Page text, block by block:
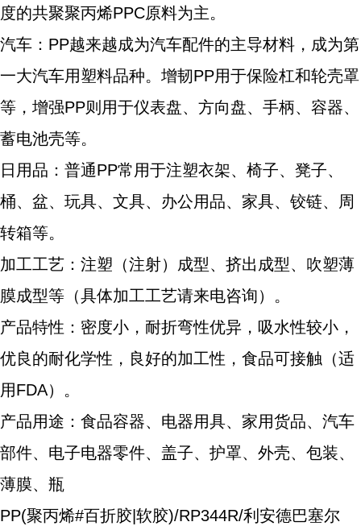
度的共聚聚丙烯PPC原料为主。
汽车：PP越来越成为汽车配件的主导材料，成为第
一大汽车用塑料品种。增韧PP用于保险杠和轮壳罩
等，增强PP则用于仪表盘、方向盘、手柄、容器、
蓄电池壳等。
日用品：普通PP常用于注塑衣架、椅子、凳子、
桶、盆、玩具、文具、办公用品、家具、铰链、周
转箱等。
加工工艺：注塑（注射）成型、挤出成型、吹塑薄
膜成型等（具体加工工艺请来电咨询）。
产品特性：密度小，耐折弯性优异，吸水性较小，
优良的耐化学性，良好的加工性，食品可接触（适
用FDA）。
产品用途：食品容器、电器用具、家用货品、汽车
部件、电子电器零件、盖子、护罩、外壳、包装、
薄膜、瓶
PP(聚丙烯#百折胶|软胶)/RP344R/利安德巴塞尔